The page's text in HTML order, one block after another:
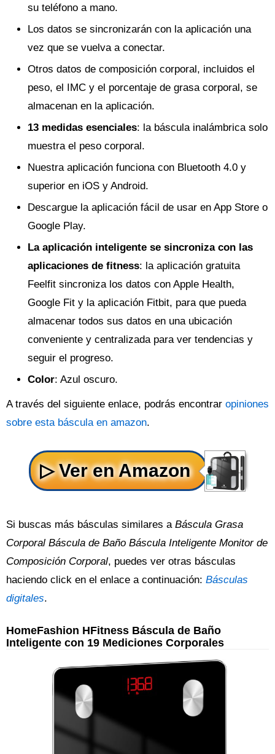
su teléfono a mano.
Los datos se sincronizarán con la aplicación una
vez que se vuelva a conectar.
Otros datos de composición corporal, incluidos el
peso, el IMC y el porcentaje de grasa corporal, se
almacenan en la aplicación.
13 medidas esenciales: la báscula inalámbrica solo
muestra el peso corporal.
Nuestra aplicación funciona con Bluetooth 4.0 y
superior en iOS y Android.
Descargue la aplicación fácil de usar en App Store o
Google Play.
La aplicación inteligente se sincroniza con las
aplicaciones de fitness: la aplicación gratuita
Feelfit sincroniza los datos con Apple Health,
Google Fit y la aplicación Fitbit, para que pueda
almacenar todos sus datos en una ubicación
conveniente y centralizada para ver tendencias y
seguir el progreso.
Color: Azul oscuro.
A través del siguiente enlace, podrás encontrar opiniones
sobre esta báscula en amazon.
Si buscas más básculas similares a Báscula Grasa
Corporal Báscula de Baño Báscula Inteligente Monitor de
Composición Corporal, puedes ver otras básculas
haciendo click en el enlace a continuación: Básculas
digitales.
HomeFashion HFitness Báscula de Baño
Inteligente con 19 Mediciones Corporales